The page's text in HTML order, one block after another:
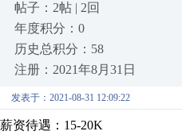
帖子：2帖 | 2回
年度积分：0
历史总积分：58
注册：2021年8月31日
发表于：2021-08-31 12:09:22
薪资待遇：15-20K